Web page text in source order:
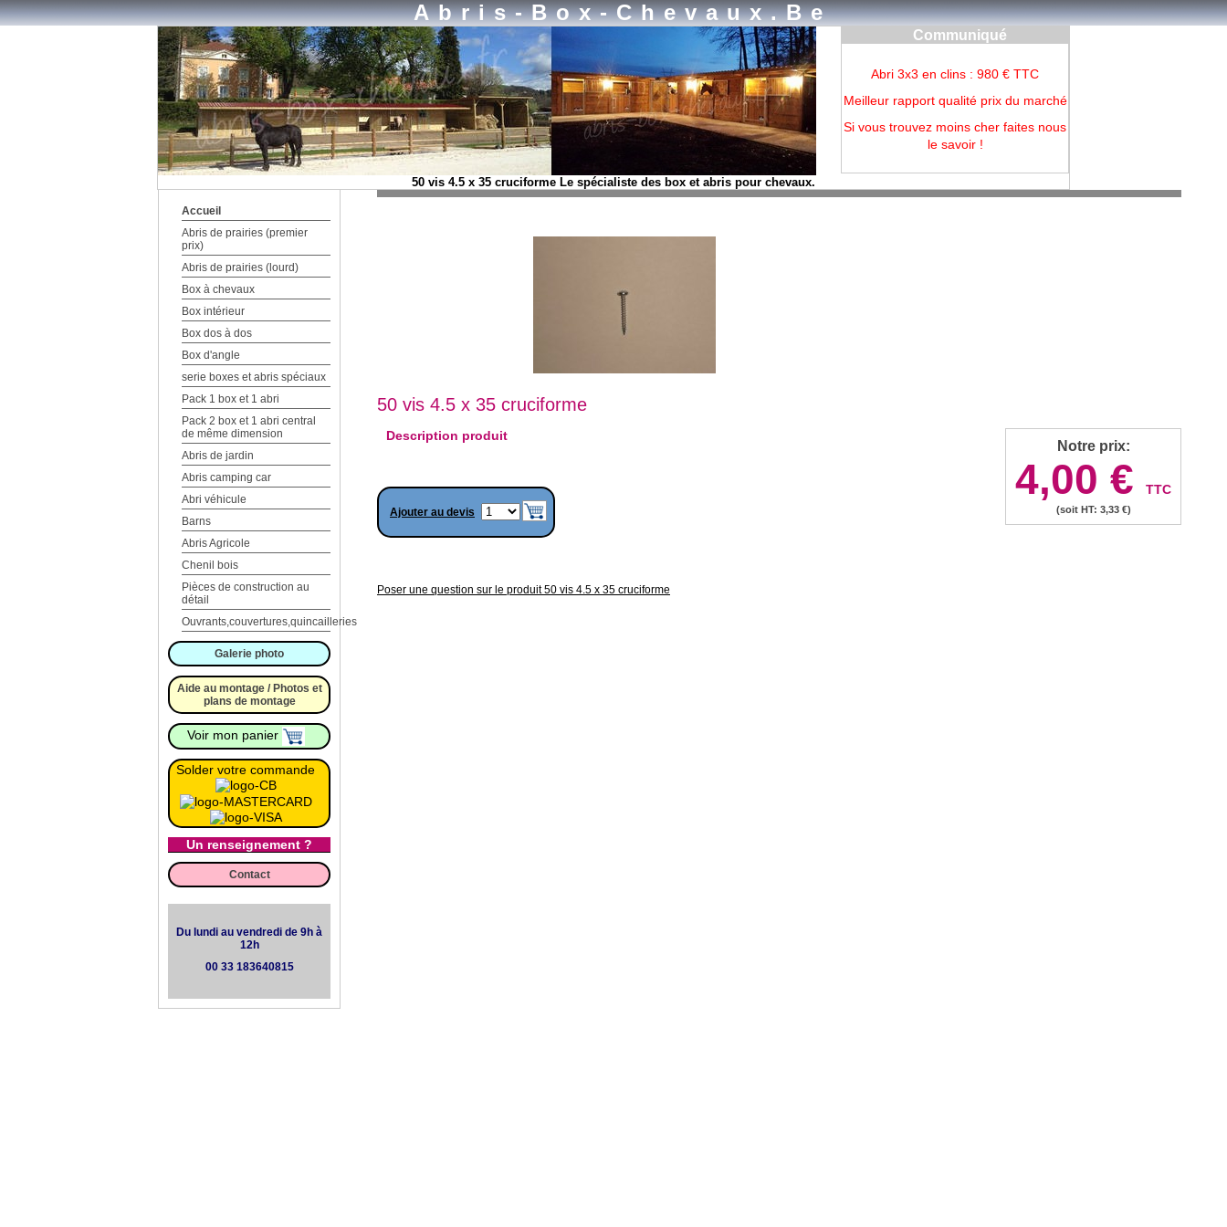
Abris-Box-Chevaux.be
Communiqué
Abri 3x3 en clins : 980 € TTC
Meilleur rapport qualité prix du marché
Si vous trouvez moins cher faites nous
le savoir !
50 vis 4.5 x 35 cruciforme Le spécialiste des box et abris pour chevaux.
Accueil
Abris de prairies (premier
prix)
Abris de prairies (lourd)
Box à chevaux
Box intérieur
Box dos à dos
Box d'angle
serie boxes et abris spéciaux
Pack 1 box et 1 abri
Pack 2 box et 1 abri central
de même dimension
Abris de jardin
Abris camping car
Abri véhicule
Barns
Abris Agricole
Chenil bois
Pièces de construction au
détail
Ouvrants,couvertures,quincailleries
Galerie photo
Aide au montage / Photos et
plans de montage
Voir mon panier
Solder votre commande
Un renseignement ?
Contact
Du lundi au vendredi de 9h à
12h
00 33 183640815
50 vis 4.5 x 35 cruciforme
Notre prix:
4,00 € TTC
(soit HT: 3,33 €)
Description produit
Ajouter au devis
Poser une question sur le produit 50 vis 4.5 x 35 cruciforme